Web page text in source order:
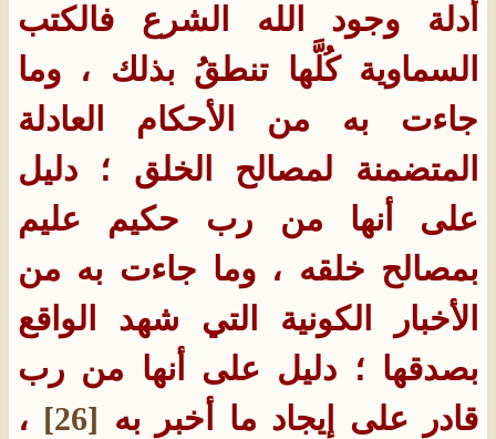
أدلة وجود الله الشرع فالكتب
السماوية كُلَّها تنطقُ بذلك ، وما
جاءت به من الأحكام العادلة
المتضمنة لمصالح الخلق ؛ دليل
على أنها من رب حكيم عليم
بمصالح خلقه ، وما جاءت به من
الأخبار الكونية التي شهد الواقع
بصدقها ؛ دليل على أنها من رب
قادر على إيجاد ما أخبر به [26]
،